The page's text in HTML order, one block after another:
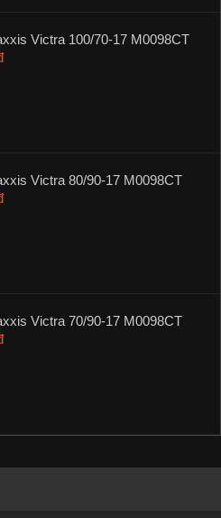
Victra 100/70-17 M0098CT
Victra 80/90-17 M0098CT
Victra 70/90-17 M0098CT